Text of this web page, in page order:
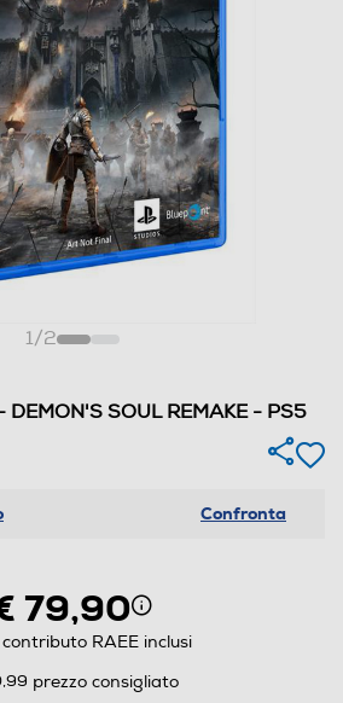
1/2
DEMON'S SOUL REMAKE - PS5
Confronta
79,90
contributo RAEE inclusi
prezzo consigliato